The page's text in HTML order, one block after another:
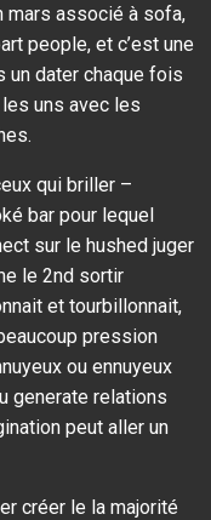
mars associé à sofa,
people, et c’est une
un dater chaque fois
uns avec les
qui briller –
bar pour lequel
sur le hushed juger
le 2nd sortir
et tourbillonnait,
pression
ou ennuyeux
generate relations
peut aller un
créer le la majorité